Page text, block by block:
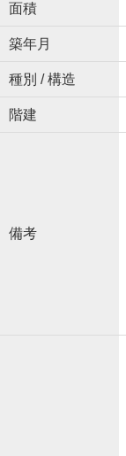
面積
築年月
種別 / 構造
階建
備考